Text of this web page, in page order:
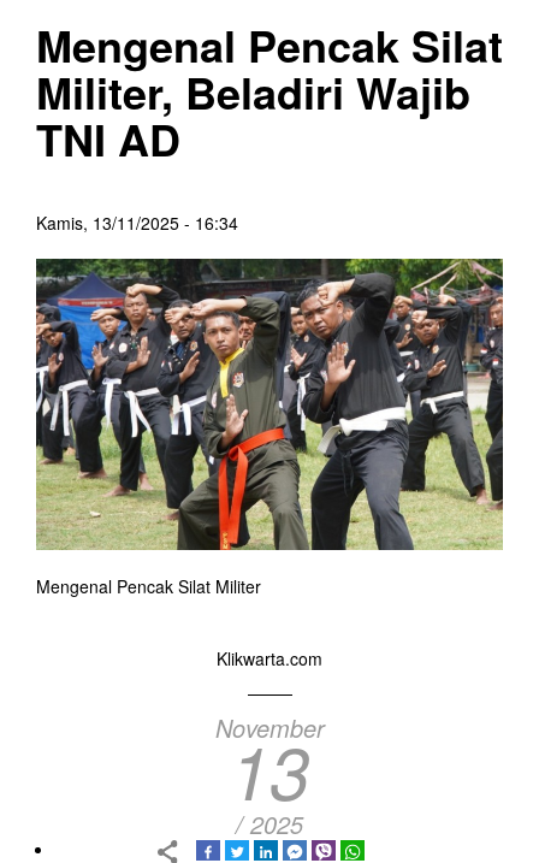
Mengenal Pencak Silat
Militer, Beladiri Wajib
TNI AD
Kamis, 13/11/2025 - 16:34
Mengenal Pencak Silat Militer
Klikwarta.com
November
13
/ 2025